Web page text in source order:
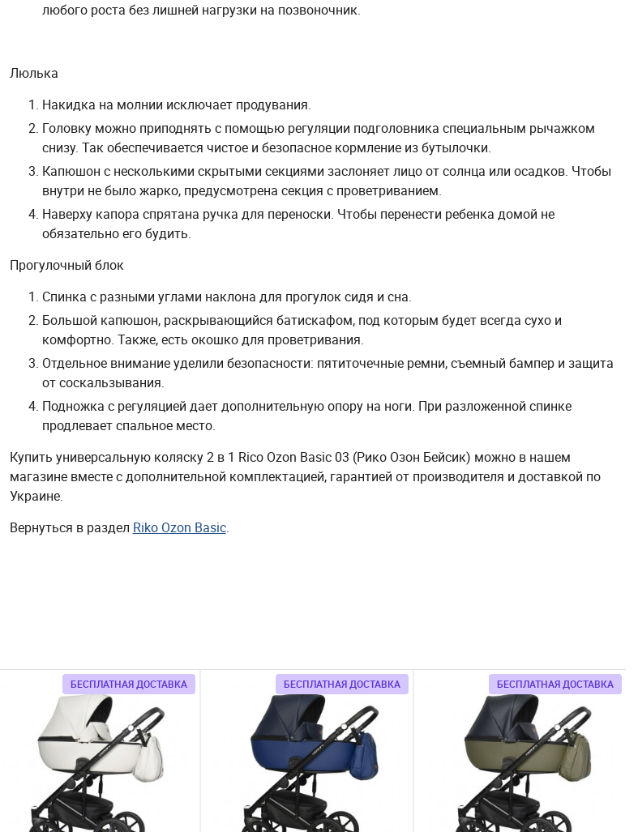
любого роста без лишней нагрузки на позвоночник.
Люлька
Накидка на молнии исключает продувания.
Головку можно приподнять с помощью регуляции подголовника специальным рычажком
снизу. Так обеспечивается чистое и безопасное кормление из бутылочки.
Капюшон с несколькими скрытыми секциями заслоняет лицо от солнца или осадков. Чтобы
внутри не было жарко, предусмотрена секция с проветриванием.
Наверху капора спрятана ручка для переноски. Чтобы перенести ребенка домой не
обязательно его будить.
Прогулочный блок
Спинка с разными углами наклона для прогулок сидя и сна.
Большой капюшон, раскрывающийся батискафом, под которым будет всегда сухо и
комфортно. Также, есть окошко для проветривания.
Отдельное внимание уделили безопасности: пятиточечные ремни, съемный бампер и защита
от соскальзывания.
Подножка с регуляцией дает дополнительную опору на ноги. При разложенной спинке
продлевает спальное место.
Купить универсальную коляску 2 в 1 Rico Ozon Basic 03 (Рико Озон Бейсик) можно в нашем
магазине вместе с дополнительной комплектацией, гарантией от производителя и доставкой по
Украине.
Вернуться в раздел Riko Ozon Basic.
БЕСПЛАТНАЯ ДОСТАВКА БЕСПЛАТНАЯ ДОСТАВКА БЕСПЛАТНАЯ ДОСТАВКА